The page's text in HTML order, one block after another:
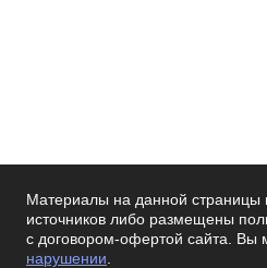
Материалы на данной страницы
источников либо размещены
с договором-офертой сайта. Вы
нарушении